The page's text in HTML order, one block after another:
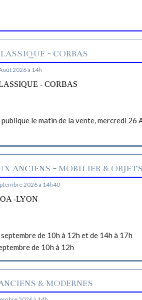
- CORBAS
2026 à 14h
- CORBAS
le matin de la vente, mercredi 26
ANCIENS - MOBILIER &
2026 à 14h40
-LYON
de 10h à 12h et de 14h à 17h
de 10h à 12h
& MODERNES